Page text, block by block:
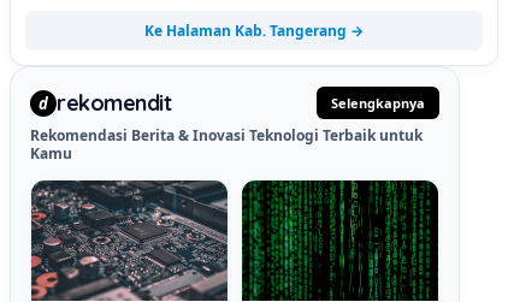
Ke Halaman Kab. Tangerang →
d rekomendit Selengkapnya
Rekomendasi Berita & Inovasi Teknologi Terbaik untuk
Kamu